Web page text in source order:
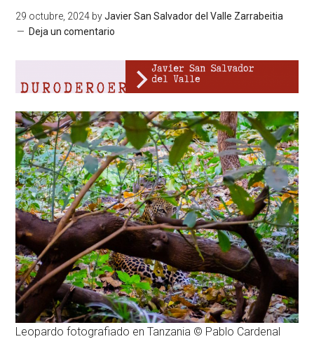
29 octubre, 2024 byJavier San Salvador del Valle Zarrabeitia
Deja un comentario
Leopardo fotografiado en Tanzania © Pablo Cardenal